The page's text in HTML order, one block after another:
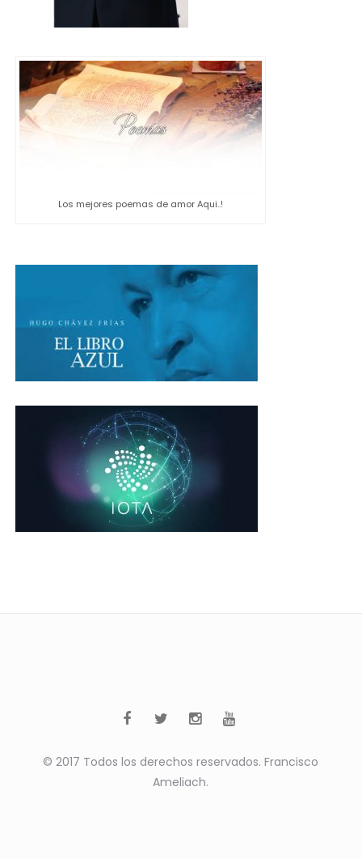
Los mejores poemas de amor Aqui..!
© 2017 Todos los derechos reservados. Francisco
Ameliach.